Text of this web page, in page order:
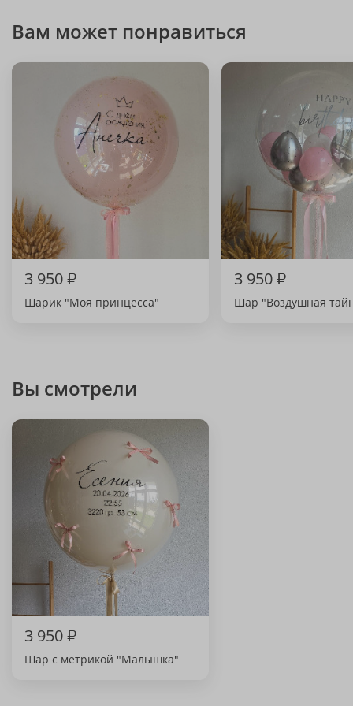
Вам может понравиться
3 950₽
Шарик "Моя принцесса"
3 950₽
Шар "Воздушная
Вы смотрели
3 950₽
Шар с метрикой "Малышка"